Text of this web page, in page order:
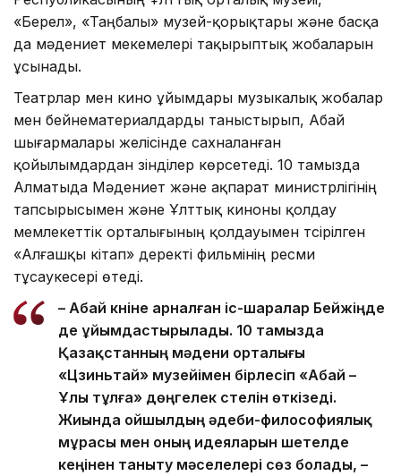
«Берел», «Таңбалы» музей-қорықтары және басқа
да мәдениет мекемелері тақырыптық жобаларын
ұсынады.
Театрлар мен кино ұйымдары музыкалық жобалар
мен бейнематериалдарды таныстырып, Абай
шығармалары желісінде сахналанған
қойылымдардан үзінділер көрсетеді. 10 тамызда
Алматыда Мәдениет және ақпарат министрлігінің
тапсырысымен және Ұлттық киноны қолдау
мемлекеттік орталығының қолдауымен түсірілген
«Алғашқы кітап» деректі фильмінің ресми
тұсаукесері өтеді.
– Абай күніне арналған іс-шаралар Бейжіңде
де ұйымдастырылады. 10 тамызда
Қазақстанның мәдени орталығы
«Цзиньтай» музейімен бірлесіп «Абай –
Ұлы тұлға» дөңгелек үстелін өткізеді.
Жиында ойшылдың әдеби-философиялық
мұрасы мен оның идеяларын шетелде
кеңінен таныту мәселелері сөз болады, –